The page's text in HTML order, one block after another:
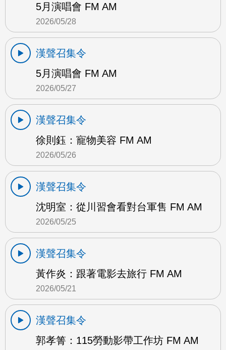
5月演唱會 FM AM
2026/05/28
漢聲召集令
5月演唱會 FM AM
2026/05/27
漢聲召集令
徐則鈺：寵物美容 FM AM
2026/05/26
漢聲召集令
沈明室：從川習會看對台軍售 FM AM
2026/05/25
漢聲召集令
黃作炎：跟著電影去旅行 FM AM
2026/05/21
漢聲召集令
郭孝箐：115勞動影帶工作坊 FM AM